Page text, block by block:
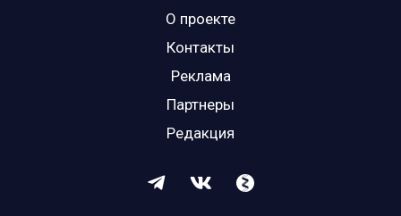
О проекте
Контакты
Реклама
Партнеры
Редакция